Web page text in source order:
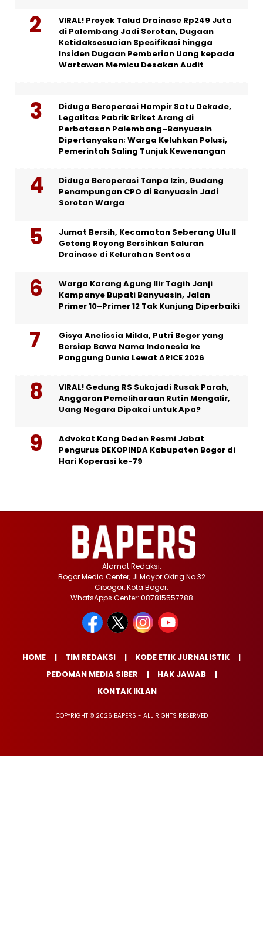
VIRAL! Proyek Talud Drainase Rp249 Juta
di Palembang Jadi Sorotan, Dugaan
Ketidaksesuaian Spesifikasi hingga
Insiden Dugaan Pemberian Uang kepada
Wartawan Memicu Desakan Audit
Diduga Beroperasi Hampir Satu Dekade,
Legalitas Pabrik Briket Arang di
Perbatasan Palembang–Banyuasin
Dipertanyakan; Warga Keluhkan Polusi,
Pemerintah Saling Tunjuk Kewenangan
Diduga Beroperasi Tanpa Izin, Gudang
Penampungan CPO di Banyuasin Jadi
Sorotan Warga
Jumat Bersih, Kecamatan Seberang Ulu II
Gotong Royong Bersihkan Saluran
Drainase di Kelurahan Sentosa
Warga Karang Agung Ilir Tagih Janji
Kampanye Bupati Banyuasin, Jalan
Primer 10–Primer 12 Tak Kunjung Diperbaiki
Gisya Anelissia Milda, Putri Bogor yang
Bersiap Bawa Nama Indonesia ke
Panggung Dunia Lewat ARICE 2026
VIRAL! Gedung RS Sukajadi Rusak Parah,
Anggaran Pemeliharaan Rutin Mengalir,
Uang Negara Dipakai untuk Apa?
Advokat Kang Deden Resmi Jabat
Pengurus DEKOPINDA Kabupaten Bogor di
Hari Koperasi ke-79
Alamat Redaksi:
Bogor Media Center, Jl Mayor Oking No 32
Cibogor, Kota Bogor.
WhatsApps Center: 087815557788
HOME TIM REDAKSI
KODE ETIK JURNALISTIK
PEDOMAN MEDIA SIBER
HAK JAWAB
KONTAK IKLAN
COPYRIGHT © 2026 BAPERS - ALL RIGHTS RESERVED